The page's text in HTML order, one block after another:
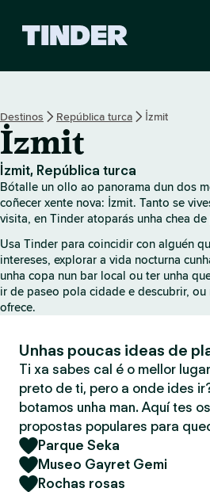
r
m
e
Destinos República turca İzmit
İzmit
İzmit, República turca
Bótalle un ollo ao panorama dun dos
coñecer xente nova: İzmit. Tanto se
visita, en Tinder atoparás unha chea
Usa Tinder para coincidir con alguén
intereses, explorar a vida nocturna
unha copa nun bar local ou ter unha
ir de paseo pola cidade e descubrir,
ofrece.
Unhas poucas ideas de
Ti xa sabes cal é o mellor
preto de ti, pero a onde ides
botamos unha man. Aquí tes
propostas populares para
Parque Seka
Museo Gayret Gemi
Rochas rosas